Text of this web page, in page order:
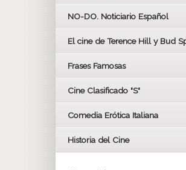
BAFTA
NO-DO. Noticiario Español
El cine de Terence Hill y Bud
Frases Famosas
Cine Clasificado "S"
Comedia Erótica Italiana
Historia del Cine